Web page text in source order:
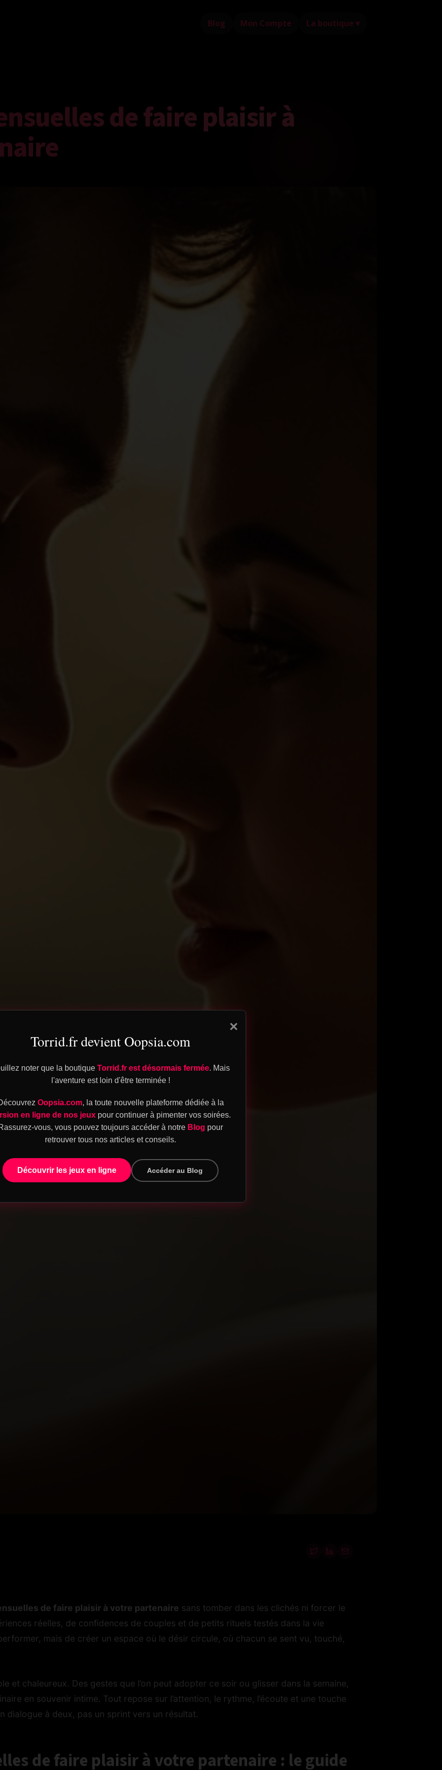
Blog Mon Compte La boutique ▾
de faire plaisir à
de faire plaisir à votre partenaire sans tomber dans les clichés ni forcer le
réelles, de confidences de couples et de petits rituels testés dans la vie
mais de créer un espace où le désir circule, où chacun se sent vu, touché,
et chaleureux. Des gestes que l’on peut adopter ce soir ou glisser dans la semaine,
en souvenir intime. Tout repose sur l’attention, le rythme, l’écoute et une touche
dialogue à deux, pas un sprint vers un résultat.
de faire plaisir à votre partenaire : le guide
×
Torrid.fr devient Oopsia.com
noter que la boutique Torrid.fr est désormais fermée. Mais
l'aventure est loin d'être terminée !
Oopsia.com, la toute nouvelle plateforme dédiée à la
en ligne de nos jeuxpour continuer à pimenter vos soirées.
vous, vous pouvez toujours accéder à notre Blog pour
retrouver tous nos articles et conseils.
Découvrir les jeux en ligne Accéder au Blog